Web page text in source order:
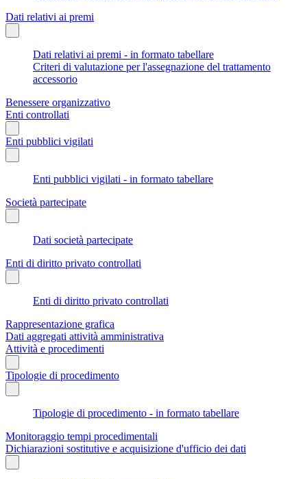
Dati relativi ai premi
Dati relativi ai premi - in formato tabellare
Criteri di valutazione per l'assegnazione del trattamento
accessorio
Benessere organizzativo
Enti controllati
Enti pubblici vigilati
Enti pubblici vigilati - in formato tabellare
Società partecipate
Dati società partecipate
Enti di diritto privato controllati
Enti di diritto privato controllati
Rappresentazione grafica
Dati aggregati attività amministrativa
Attività e procedimenti
Tipologie di procedimento
Tipologie di procedimento - in formato tabellare
Monitoraggio tempi procedimentali
Dichiarazioni sostitutive e acquisizione d'ufficio dei dati